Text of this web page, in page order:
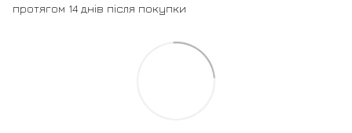
протягом 14 днів після покупки